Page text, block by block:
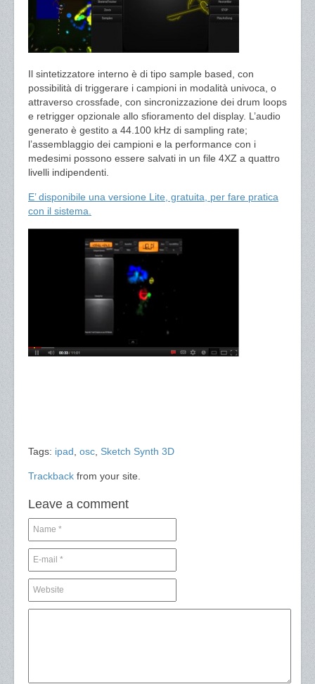
Il sintetizzatore interno è di tipo sample based, con
possibilità di triggerare i campioni in modalità univoca, o
attraverso crossfade, con sincronizzazione dei drum loops
e retrigger opzionale allo sfioramento del display. L’audio
generato è gestito a 44.100 kHz di sampling rate;
l’assemblaggio dei campioni e la performance con i
medesimi possono essere salvati in un file 4XZ a quattro
livelli indipendenti.
E’ disponibile una versione Lite, gratuita, per fare pratica
con il sistema.
Tags: ipad osc Sketch Synth 3D
Trackback from your site.
Leave a comment